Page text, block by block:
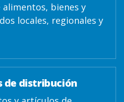
bienes y
locales, regionales y
de distribución